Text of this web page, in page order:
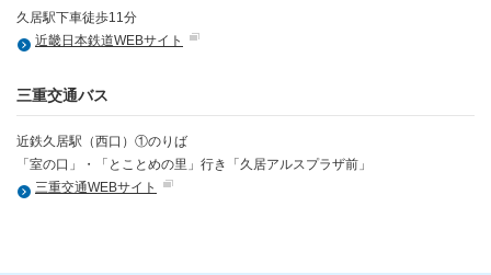
久居駅下車徒歩11分
近畿日本鉄道WEBサイト
三重交通バス
近鉄久居駅（西口）①のりば
「室の口」・「とことめの里」行き「久居アルスプラザ前」
三重交通WEBサイト